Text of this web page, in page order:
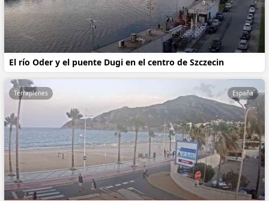
El río Oder y el puente Dugi en el centro de Szczecin
Terraplenes España